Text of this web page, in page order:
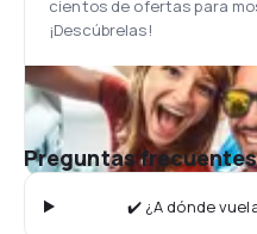
cientos de ofertas para
¡Descúbrelas!
Preguntas
✔️ ¿A dónde